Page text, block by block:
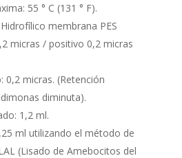
55 ° C (131 ° F).
membrana PES
micras / positivo 0,2 micras
0,2 micras. (Retención
diminuta).
1,2 ml.
ml utilizando el método de
(Lisado de Amebocitos del